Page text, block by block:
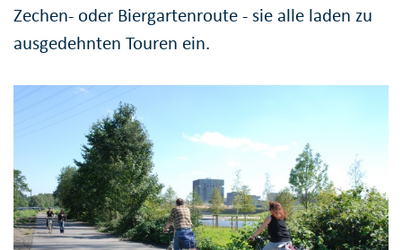
Zechen- oder Biergartenroute - sie alle laden zu
ausgedehnten Touren ein.